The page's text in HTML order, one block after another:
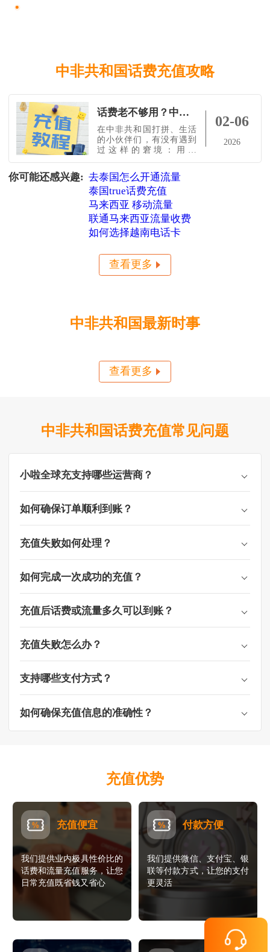
中非共和国话费充值攻略
话费老不够用？中非共和国Orange查询方式+充值秘籍收藏！
在中非共和国打拼、生活
的小伙伴们，有没有遇到
过这样的窘境：用的
么查余额？想打个电话，
结果突然没话费？打客服
听不懂法语，短信查怕输
错，真是头大！别急，今
天就跟你唠唠最实用的 中
非共和国Orange查询方
式，让你随时知道手机余
发现话费不够，我再教你
一个超简单的 中非共
02-06
2026
你可能还感兴趣: 去泰国怎么开通流量
泰国true话费充值
马来西亚 移动流量
联通马来西亚流量收费
如何选择越南电话卡
查看更多
中非共和国最新时事
查看更多
中非共和国话费充值常见问题
小啦全球充支持哪些运营商？
如何确保订单顺利到账？
充值失败如何处理？
如何完成一次成功的充值？
充值后话费或流量多久可以到账？
充值失败怎么办？
支持哪些支付方式？
如何确保充值信息的准确性？
充值优势
充值便宜
我们提供业内极具性价比的
话费和流量充值服务，让您
日常充值既省钱又省心
付款方便
我们提供微信、支付宝、银
联等付款方式，让您的支付
更灵活